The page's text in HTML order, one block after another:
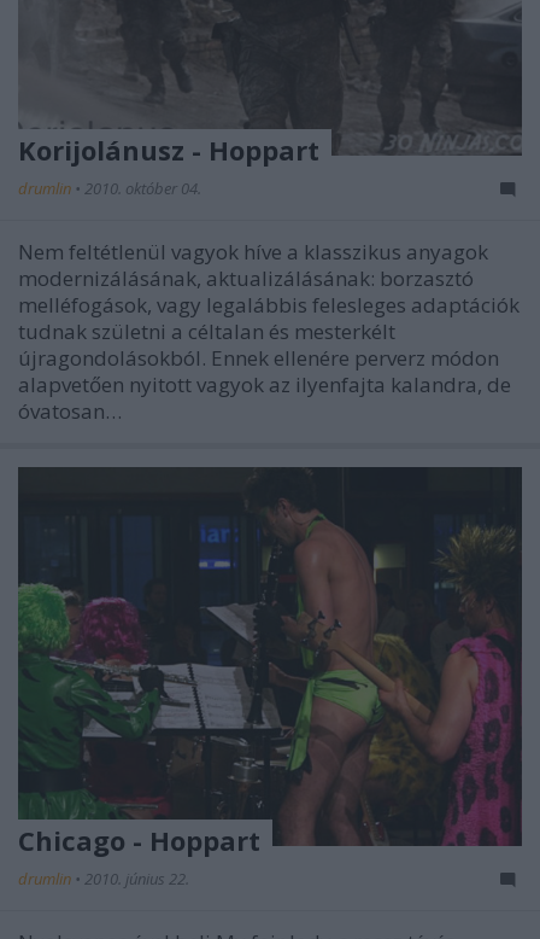
Korijolánusz - Hoppart
drumlin • 2010. október 04.
Nem feltétlenül vagyok híve a klasszikus anyagok
modernizálásának, aktualizálásának: borzasztó
melléfogások, vagy legalábbis felesleges adaptációk
tudnak születni a céltalan és mesterkélt
újragondolásokból. Ennek ellenére perverz módon
alapvetően nyitott vagyok az ilyenfajta kalandra, de
óvatosan…
Chicago - Hoppart
drumlin • 2010. június 22.